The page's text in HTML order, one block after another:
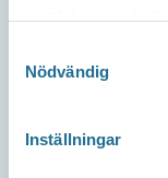
Nödvändig
Inställningar
Mail